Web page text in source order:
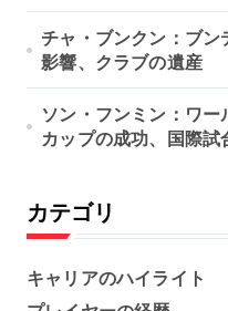
チャ・ブンクン：ブ
影響、クラブの遺産
ソン・フンミン：ワ
カップの成功、国際試
カテゴリ
キャリアのハイライト